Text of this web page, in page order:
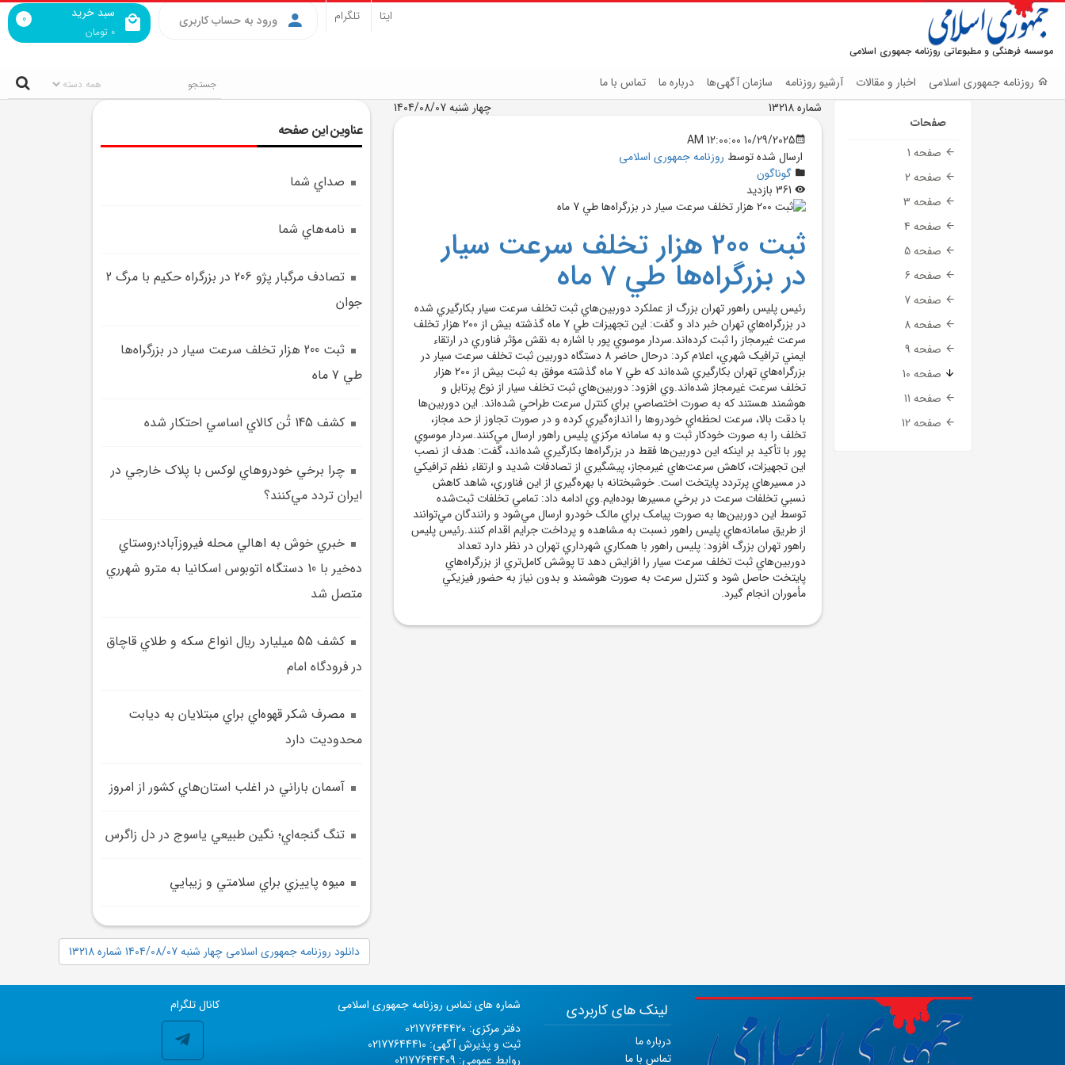
موسسه فرهنگی و مطبوعاتی روزنامه جمهوری اسلامی
سبد خرید
0 تومان
0 ورود به حساب کاربری ایتا تلگرام
روزنامه جمهوری اسلامی اخبار و مقالات آرشیو روزنامه سازمان آگهی‌ها درباره ما تماس با ما
صفحات
صفحه 1
صفحه 2
صفحه 3
صفحه 4
صفحه 5
صفحه 6
صفحه 7
صفحه 8
صفحه 9
صفحه 10
صفحه 11
صفحه 12
شماره 13218
چهار شنبه 1404/08/07
10/29/2025 12:00:00 AM
ارسال شده توسط روزنامه جمهوری اسلامی
گوناگون
ثبت 200 هزار تخلف سرعت سيار
در بزرگراه‌ها طي 7 ماه
رئيس پليس راهور تهران بزرگ از عملکرد دوربين‌هاي ثبت تخلف سرعت سيار بکارگيري شده
در بزرگراه‌هاي تهران خبر داد و گفت: اين تجهيزات طي 7 ماه گذشته بيش از 200 هزار تخلف
سرعت غيرمجاز را ثبت کرده‌اند.سردار موسوي پور با اشاره به نقش مؤثر فناوري در ارتقاء
ايمني ترافيک شهري، اعلام کرد: درحال حاضر 8 دستگاه دوربين ثبت تخلف سرعت سيار در
بزرگراه‌هاي تهران بکارگيري شده‌اند که طي 7 ماه گذشته موفق به ثبت بيش از 200 هزار
تخلف سرعت غيرمجاز شده‌اند.وي افزود: دوربين‌هاي ثبت تخلف سيار از نوع پرتابل و
هوشمند هستند که به صورت اختصاصي براي کنترل سرعت طراحي شده‌اند. اين دوربين‌ها
با دقت بالا، سرعت لحظه‌اي خودروها را اندازه‌گيري کرده و در صورت تجاوز از حد مجاز،
تخلف را به صورت خودکار ثبت و به سامانه مرکزي پليس راهور ارسال مي‌کنند.سردار موسوي
پور با تأکيد بر اينکه اين دوربين‌ها فقط در بزرگراه‌ها بکارگيري شده‌اند، گفت: هدف از نصب
اين تجهيزات، کاهش سرعت‌هاي غيرمجاز، پيشگيري از تصادفات شديد و ارتقاء نظم ترافيکي
در مسيرهاي پرتردد پايتخت است. خوشبختانه با بهره‌گيري از اين فناوري، شاهد کاهش
نسبي تخلفات سرعت در برخي مسيرها بوده‌ايم.وي ادامه داد: تمامي تخلفات ثبت‌شده
توسط اين دوربين‌ها به صورت پيامک براي مالک خودرو ارسال مي‌شود و رانندگان مي‌توانند
از طريق سامانه‌هاي پليس راهور نسبت به مشاهده و پرداخت جرايم اقدام کنند.رئيس پليس
راهور تهران بزرگ افزود: پليس راهور با همکاري شهرداري تهران در نظر دارد تعداد
دوربين‌هاي ثبت تخلف سرعت سيار را افزايش دهد تا پوشش کامل‌تري از بزرگراه‌هاي
پايتخت حاصل شود و کنترل سرعت به صورت هوشمند و بدون نياز به حضور فيزيکي
مأموران انجام گيرد.
عناوین این صفحه
صداي شما
نامه‌هاي شما
تصادف مرگبار پژو 206 در بزرگراه حکيم با مرگ 2
جوان
ثبت 200 هزار تخلف سرعت سيار در بزرگراه‌ها
طي 7 ماه
کشف 145 تُن کالاي اساسي احتکار شده
چرا برخي خودروهاي لوکس با پلاک خارجي در
ايران تردد مي‌کنند؟
خبري خوش به اهالي محله فيروزآباد؛روستاي
ده‌خير با 10 دستگاه اتوبوس اسکانيا به مترو شهرري
متصل شد
کشف 55 ميليارد ريال انواع سکه و طلاي قاچاق
در فرودگاه امام
مصرف شکر قهوه‌اي براي مبتلايان به ديابت
محدوديت دارد
آسمان باراني در اغلب استان‌هاي کشور از امروز
تنگ گنجه‌اي؛ نگين طبيعي ياسوج در دل زاگرس
ميوه پاييزي براي سلامتي و زيبايي
دانلود روزنامه جمهوری اسلامی چهار شنبه 1404/08/07 شماره 13218
کانال تلگرام
شماره های تماس روزنامه جمهوری اسلامی
دفتر مرکزی: 02177644420
ثبت و پذیرش آگهی: 02177644410
روابط عمومی: 02177644409
لینک های کاربردی
درباره ما
تماس با ما